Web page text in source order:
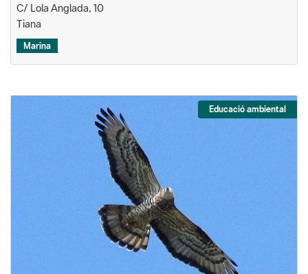
C/ Lola Anglada, 10
Tiana
Marina
Educació ambiental